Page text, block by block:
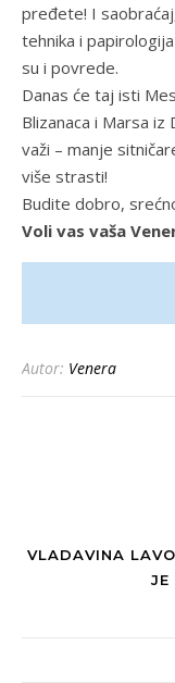
pređete! I
tehnika i
su i povrede.
Danas će taj isti
Blizanaca i Marsa
važi – manje
više strasti!
Budite dobro,
Voli vas vaša
Autor: Venera
VLADAVINA
JE